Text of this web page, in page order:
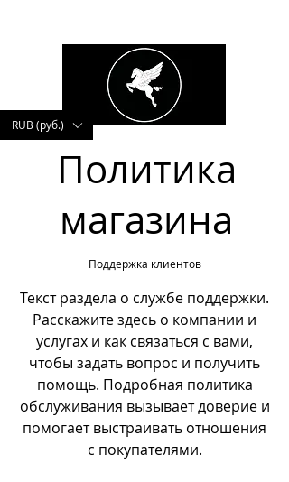
RUB (руб.)
Политика
магазина
Поддержка клиентов
Текст раздела о службе поддержки.
Расскажите здесь о компании и
услугах и как связаться с вами,
чтобы задать вопрос и получить
помощь. Подробная политика
обслуживания вызывает доверие и
помогает выстраивать отношения
с покупателями.